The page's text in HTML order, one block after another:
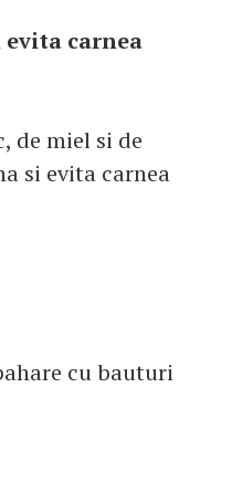
carnea
de miel si de
si evita carnea
cu bauturi